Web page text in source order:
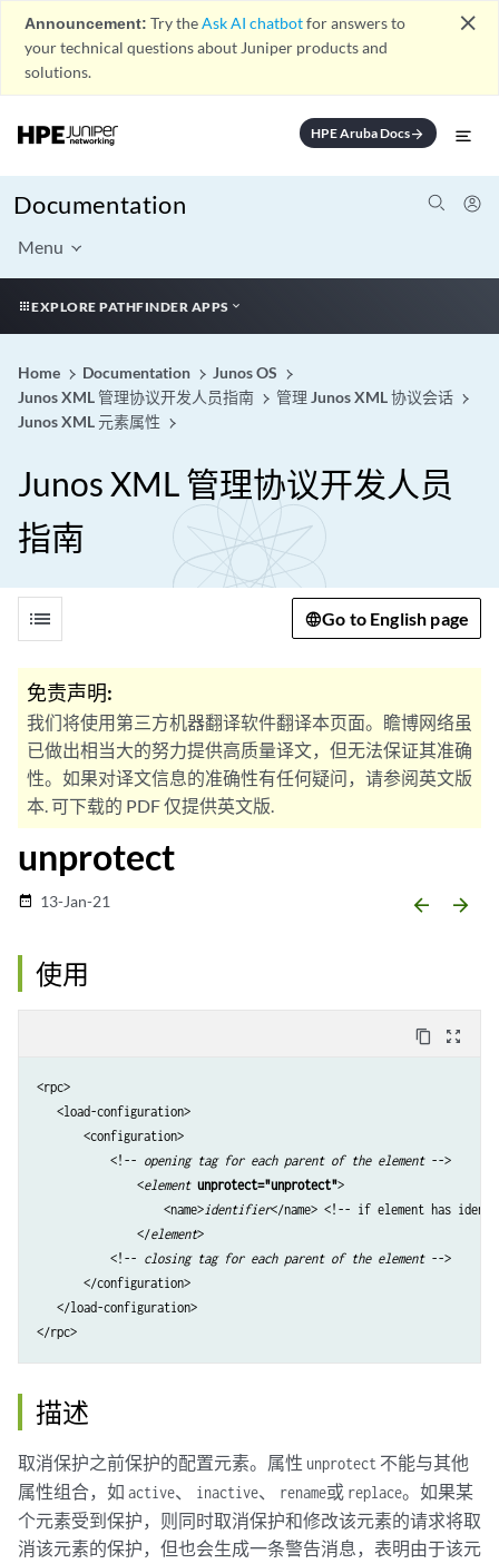
Announcement: Try theAsk AI chatbotfor answers to
your technical questions about Juniper products and
solutions.
close
HPE Aruba Docsarrow_forward
Documentation
Menu
EXPLORE PATHFINDER APPS
Home Documentation
Junos OS
Junos XML 管理协议开发人员指南
管理 Junos XML 协议会话
Junos XML 元素属性
Junos XML 管理协议开发人员
指南
list Go to English page
免责声明:
我们将使用第三方机器翻译软件翻译本页面。瞻博网络虽
已做出相当大的努力提供高质量译文，但无法保证其准确
性。如果对译文信息的准确性有任何疑问，请参阅英文版
本. 可下载的 PDF 仅提供英文版.
unprotect
date_range 13-Jan-21 arrow_backward arrow_forward
使用
content_copy zoom_out_map
<rpc>
   <load-configuration>
       <configuration>
           <!--
opening tag for each parent of the element -->
               <
element unprotect="unprotect">
                   <name>
identifier</name> <!-- if element has
               </
element>
           <!--
closing tag for each parent of the element -->
       </configuration>
   </load-configuration>
</rpc>
描述
取消保护之前保护的配置元素。属性 unprotect 不能与其他
属性组合，如 active、 inactive、 rename或 replace。如果某
个元素受到保护，则同时取消保护和修改该元素的请求将取
消该元素的保护，但也会生成一条警告消息，表明由于该元